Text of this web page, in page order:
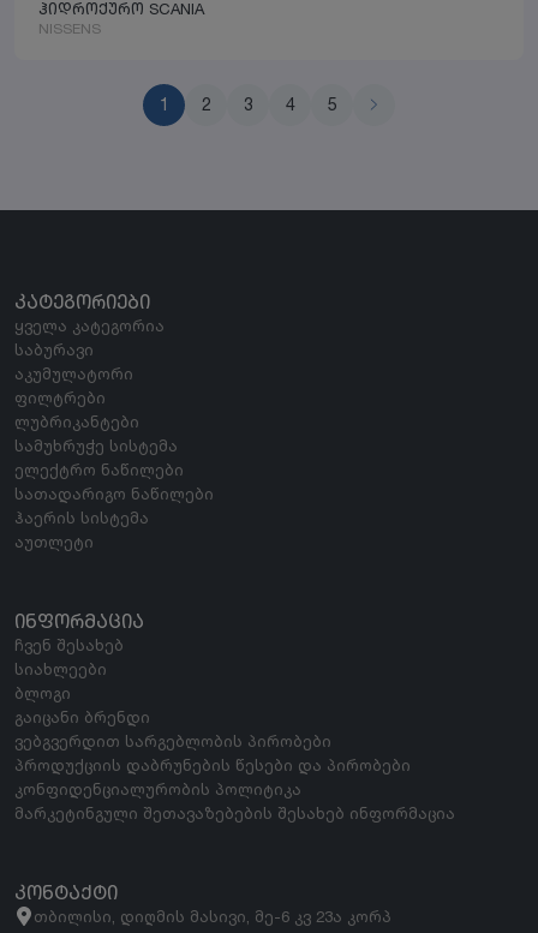
ჰიდროქურო SCANIA
NISSENS
1 2 3 4 5
ᲙᲐᲢᲔᲒᲝᲠᲘᲔᲑᲘ
ყველა კატეგორია
საბურავი
აკუმულატორი
ფილტრები
ლუბრიკანტები
სამუხრუჭე სისტემა
ელექტრო ნაწილები
სათადარიგო ნაწილები
ჰაერის სისტემა
აუთლეტი
ᲘᲜᲤᲝᲠᲛᲐᲪᲘᲐ
ჩვენ შესახებ
სიახლეები
ბლოგი
გაიცანი ბრენდი
ვებგვერდით სარგებლობის პირობები
პროდუქციის დაბრუნების წესები და პირობები
კონფიდენციალურობის პოლიტიკა
მარკეტინგული შეთავაზებების შესახებ ინფორმაცია
ᲙᲝᲜᲢᲐᲥᲢᲘ
თბილისი, დიღმის მასივი, მე-6 კვ 23ა კორპ